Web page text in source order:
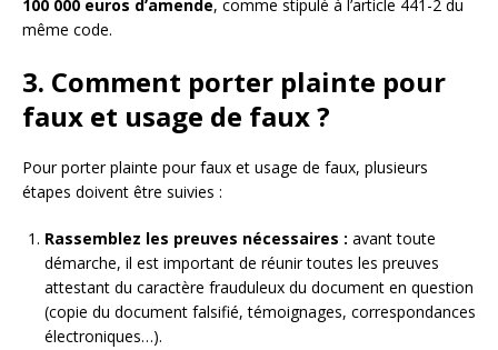
100 000 euros d’amende, comme stipulé à l’article 441-2 du
même code.
3. Comment porter plainte pour
faux et usage de faux ?
Pour porter plainte pour faux et usage de faux, plusieurs
étapes doivent être suivies :
Rassemblez les preuves nécessaires : avant toute
démarche, il est important de réunir toutes les preuves
attestant du caractère frauduleux du document en question
(copie du document falsifié, témoignages, correspondances
électroniques…).